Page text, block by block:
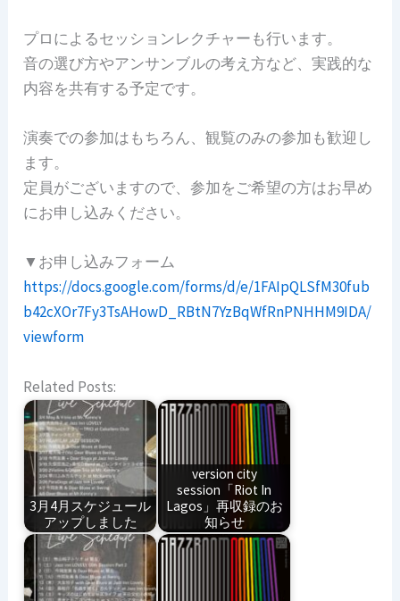
プロによるセッションレクチャーも行います。
音の選び方やアンサンブルの考え方など、実践的な
内容を共有する予定です。
演奏での参加はもちろん、観覧のみの参加も歓迎し
ます。
定員がございますので、参加をご希望の方はお早め
にお申し込みください。
▼お申し込みフォーム
https://docs.google.com/forms/d/e/1FAIpQLSfM30fub
b42cXOr7Fy3TsAHowD_RBtN7YzBqWfRnPNHHM9IDA/
viewform
Related Posts:
3月4月スケジュール
アップしました
version city
session「Riot In
Lagos」再収録のお
知らせ